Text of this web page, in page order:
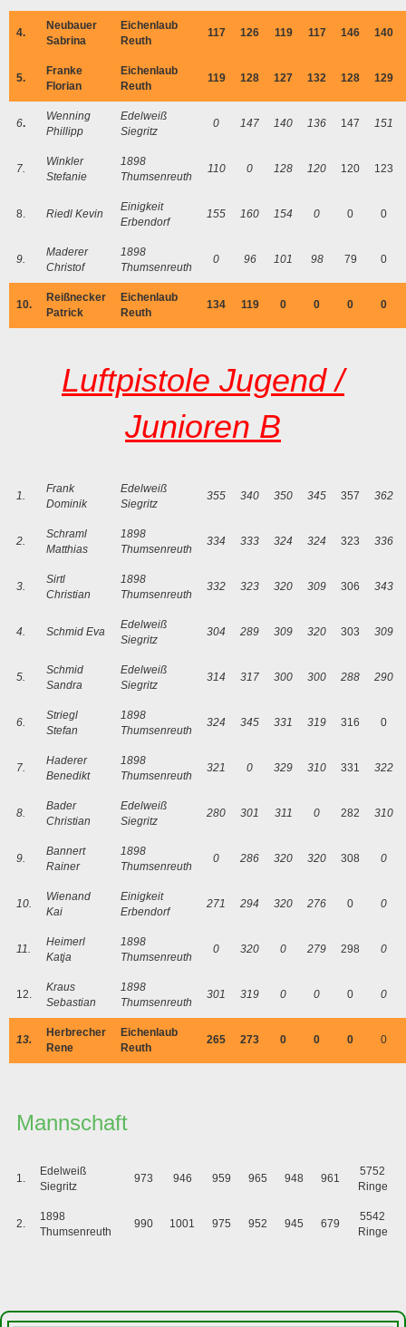
4.
Neubauer
Sabrina
Eichenlaub
Reuth
117 126 119 117 146 140
5.
Franke
Florian
Eichenlaub
Reuth
119 128 127 132 128 129
6.
Wenning
Phillipp
Edelweiß
Siegritz
0 147 140 136 147 151
7.
Winkler
Stefanie
1898
Thumsenreuth
110 0 128 120 120 123
8. Riedl Kevin
Einigkeit
Erbendorf
155 160 154 0 0 0
9.
Maderer
Christof
1898
Thumsenreuth
0 96 101 98 79 0
10.
Reißnecker
Patrick
Eichenlaub
Reuth
134 119 0 0 0 0
Luftpistole Jugend /
Junioren B
1.
Frank
Dominik
Edelweiß
Siegritz
355 340 350 345 357 362
2.
Schraml
Matthias
1898
Thumsenreuth
334 333 324 324 323 336
3.
Sirtl
Christian
1898
Thumsenreuth
332 323 320 309 306 343
4. Schmid Eva
Edelweiß
Siegritz
304 289 309 320 303 309
5.
Schmid
Sandra
Edelweiß
Siegritz
314 317 300 300 288 290
6.
Striegl
Stefan
1898
Thumsenreuth
324 345 331 319 316 0
7.
Haderer
Benedikt
1898
Thumsenreuth
321 0 329 310 331 322
8.
Bader
Christian
Edelweiß
Siegritz
280 301 311 0 282 310
9.
Bannert
Rainer
1898
Thumsenreuth
0 286 320 320 308 0
10.
Wienand
Kai
Einigkeit
Erbendorf
271 294 320 276 0 0
11.
Heimerl
Katja
1898
Thumsenreuth
0 320 0 279 298 0
12.
Kraus
Sebastian
1898
Thumsenreuth
301 319 0 0 0 0
13.
Herbrecher
Rene
Eichenlaub
Reuth
265 273 0 0 0 0
Mannschaft
1.
Edelweiß
Siegritz
973 946 959 965 948 961
5752
Ringe
2.
1898
Thumsenreuth
990 1001 975 952 945 679
5542
Ringe